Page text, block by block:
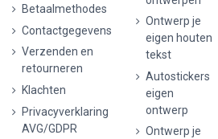
Betaalmethodes
Contactgegevens
Verzenden en
retourneren
Klachten
Privacyverklaring
AVG/GDPR
Ontwerp je
eigen houten
tekst
Autostickers
eigen
ontwerp
Ontwerp je